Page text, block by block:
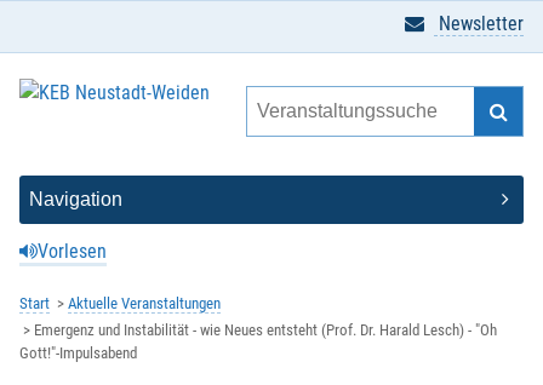
Vorlesen
Newsletter
Start
Aktuelle Veranstaltungen
Emergenz und Instabilität - wie Neues entsteht (Prof. Dr. Harald Lesch) - "Oh
Gott!"-Impulsabend